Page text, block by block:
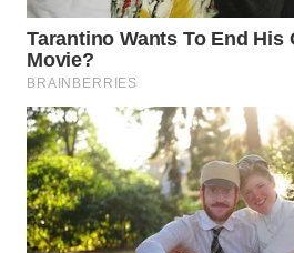
WN
SIMALUNGUN
LABUHANBATU
WN
TAPANULI
TENGAH